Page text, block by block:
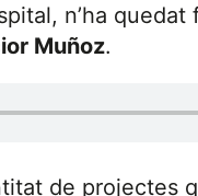
n’ha
Muñoz.
de projectes